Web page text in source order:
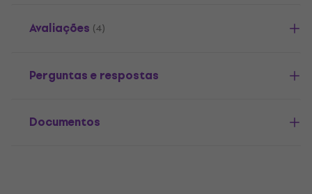
Avaliações (4)
Perguntas e respostas
Documentos